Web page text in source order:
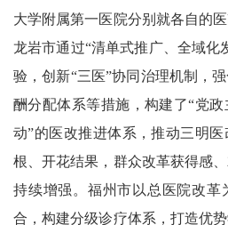
大学附属第一医院分别就各自的
龙岩市通过“清单式推广、全域化
验，创新“三医”协同治理机制，
酬分配体系等措施，构建了“党
动”的医改推进体系，推动三明
根、开花结果，群众改革获得感
持续增强。福州市以总医院改革
合，构建分级诊疗体系，打造优